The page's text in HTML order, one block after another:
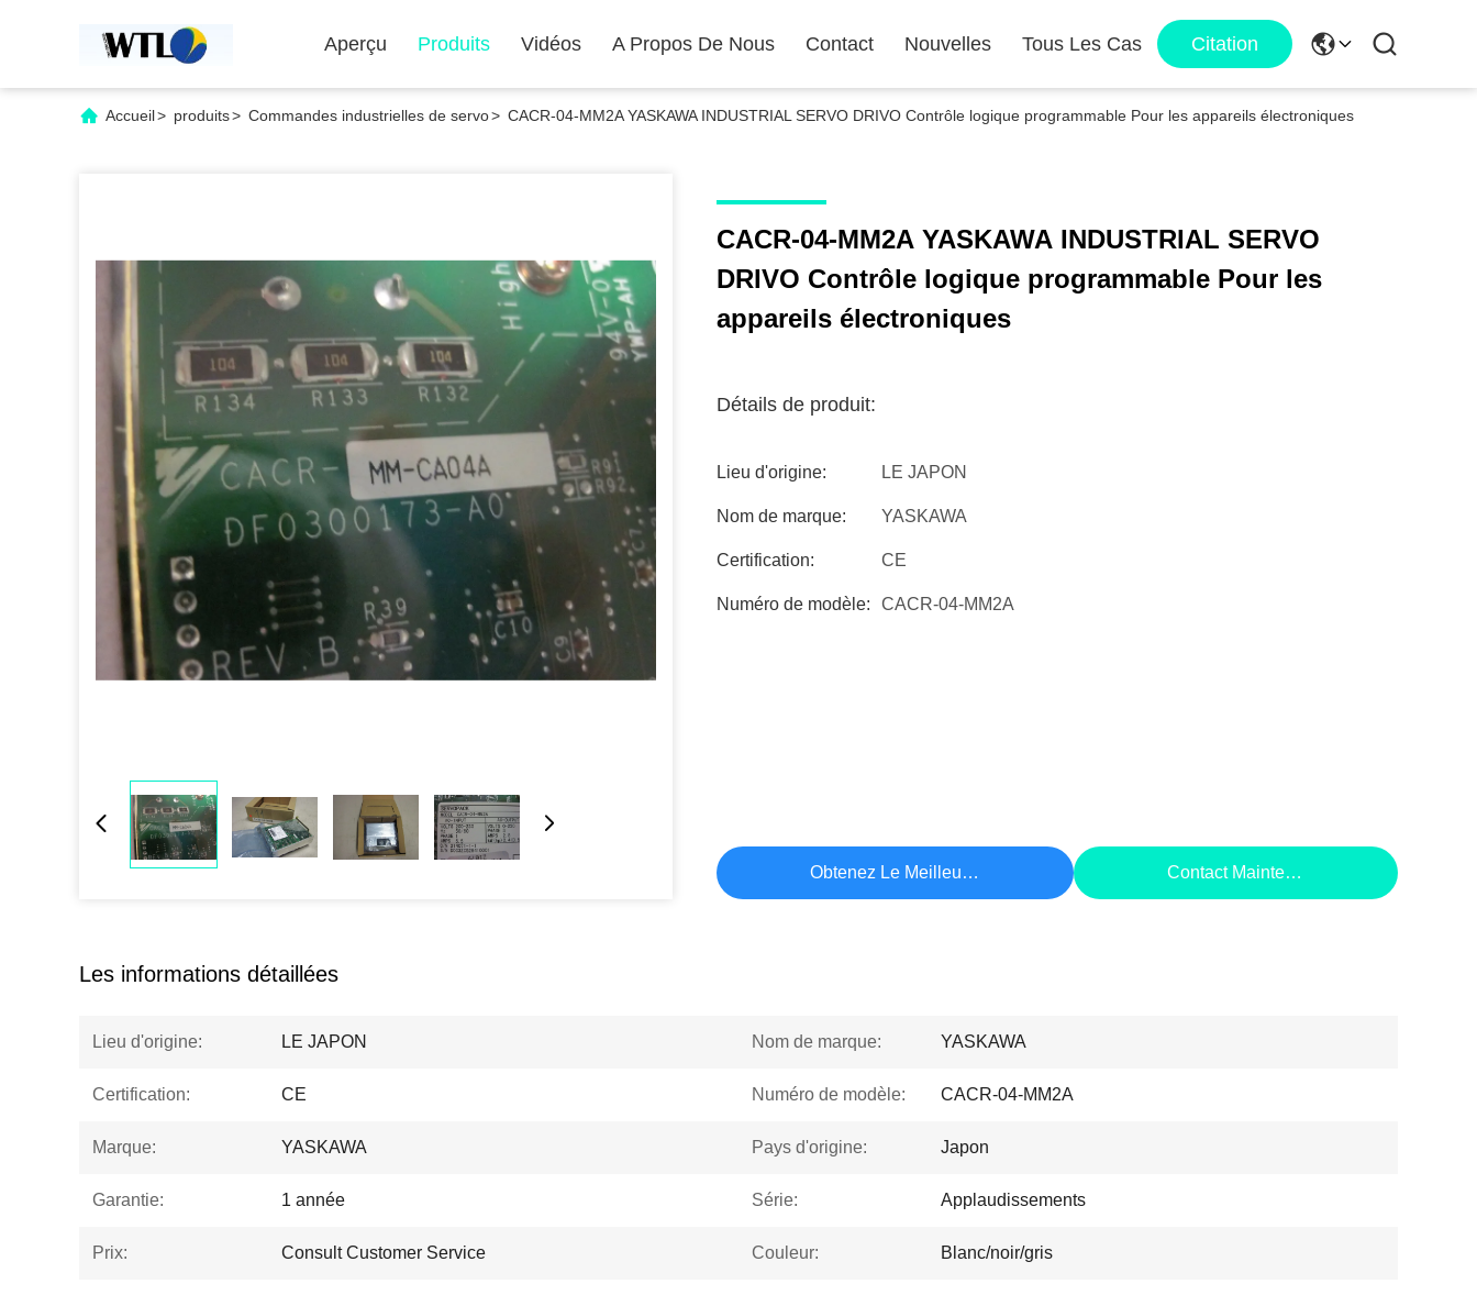
Aperçu Produits Vidéos A Propos De Nous Contact Nouvelles Tous Les Cas Citation
Accueil> produits> Commandes industrielles de servo> CACR-04-MM2A YASKAWA INDUSTRIAL SERVO DRIVO Contrôle logique programmable Pour les appareils électroniques
CACR-04-MM2A YASKAWA INDUSTRIAL SERVO
DRIVO Contrôle logique programmable Pour les
appareils électroniques
Détails de produit:
Lieu d'origine: LE JAPON
Nom de marque: YASKAWA
Certification: CE
Numéro de modèle: CACR-04-MM2A
Obtenez Le Meilleur Prix Contact Maintenant
Les informations détaillées
Lieu d'origine: LE JAPON Nom de marque: YASKAWA
Certification: CE Numéro de modèle: CACR-04-MM2A
Marque: YASKAWA Pays d'origine: Japon
Garantie: 1 année Série: Applaudissements
Prix: Consult Customer Service Couleur: Blanc/noir/gris